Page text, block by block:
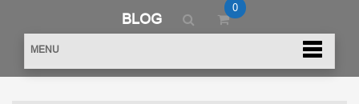
BLOG
0
MENU